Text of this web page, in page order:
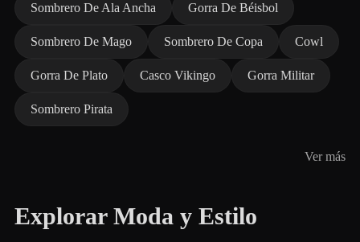
Sombrero De Ala Ancha Gorra De Béisbol
Sombrero De Mago Sombrero De Copa Cowl
Gorra De Plato Casco Vikingo Gorra Militar
Sombrero Pirata
Ver más
Explorar Moda y Estilo